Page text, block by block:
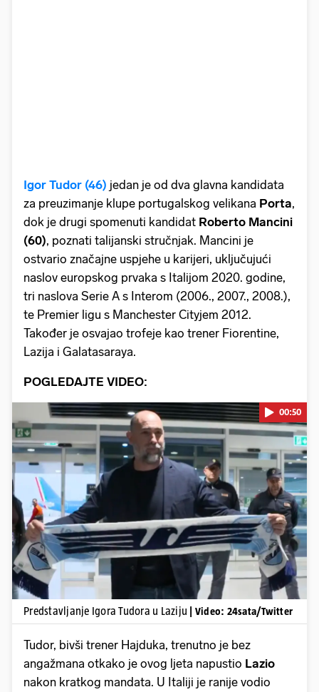
Igor Tudor (46) jedan je od dva glavna kandidata
za preuzimanje klupe portugalskog velikana Porta,
dok je drugi spomenuti kandidat Roberto Mancini
(60), poznati talijanski stručnjak. Mancini je
ostvario značajne uspjehe u karijeri, uključujući
naslov europskog prvaka s Italijom 2020. godine,
tri naslova Serie A s Interom (2006., 2007., 2008.),
te Premier ligu s Manchester Cityjem 2012.
Također je osvajao trofeje kao trener Fiorentine,
Lazija i Galatasaraya.
POGLEDAJTE VIDEO:
Pokretanje videa...
00:50
Predstavljanje Igora Tudora u Laziju | Video: 24sata/Twitter
Tudor, bivši trener Hajduka, trenutno je bez
angažmana otkako je ovog ljeta napustio Lazio
nakon kratkog mandata. U Italiji je ranije vodio